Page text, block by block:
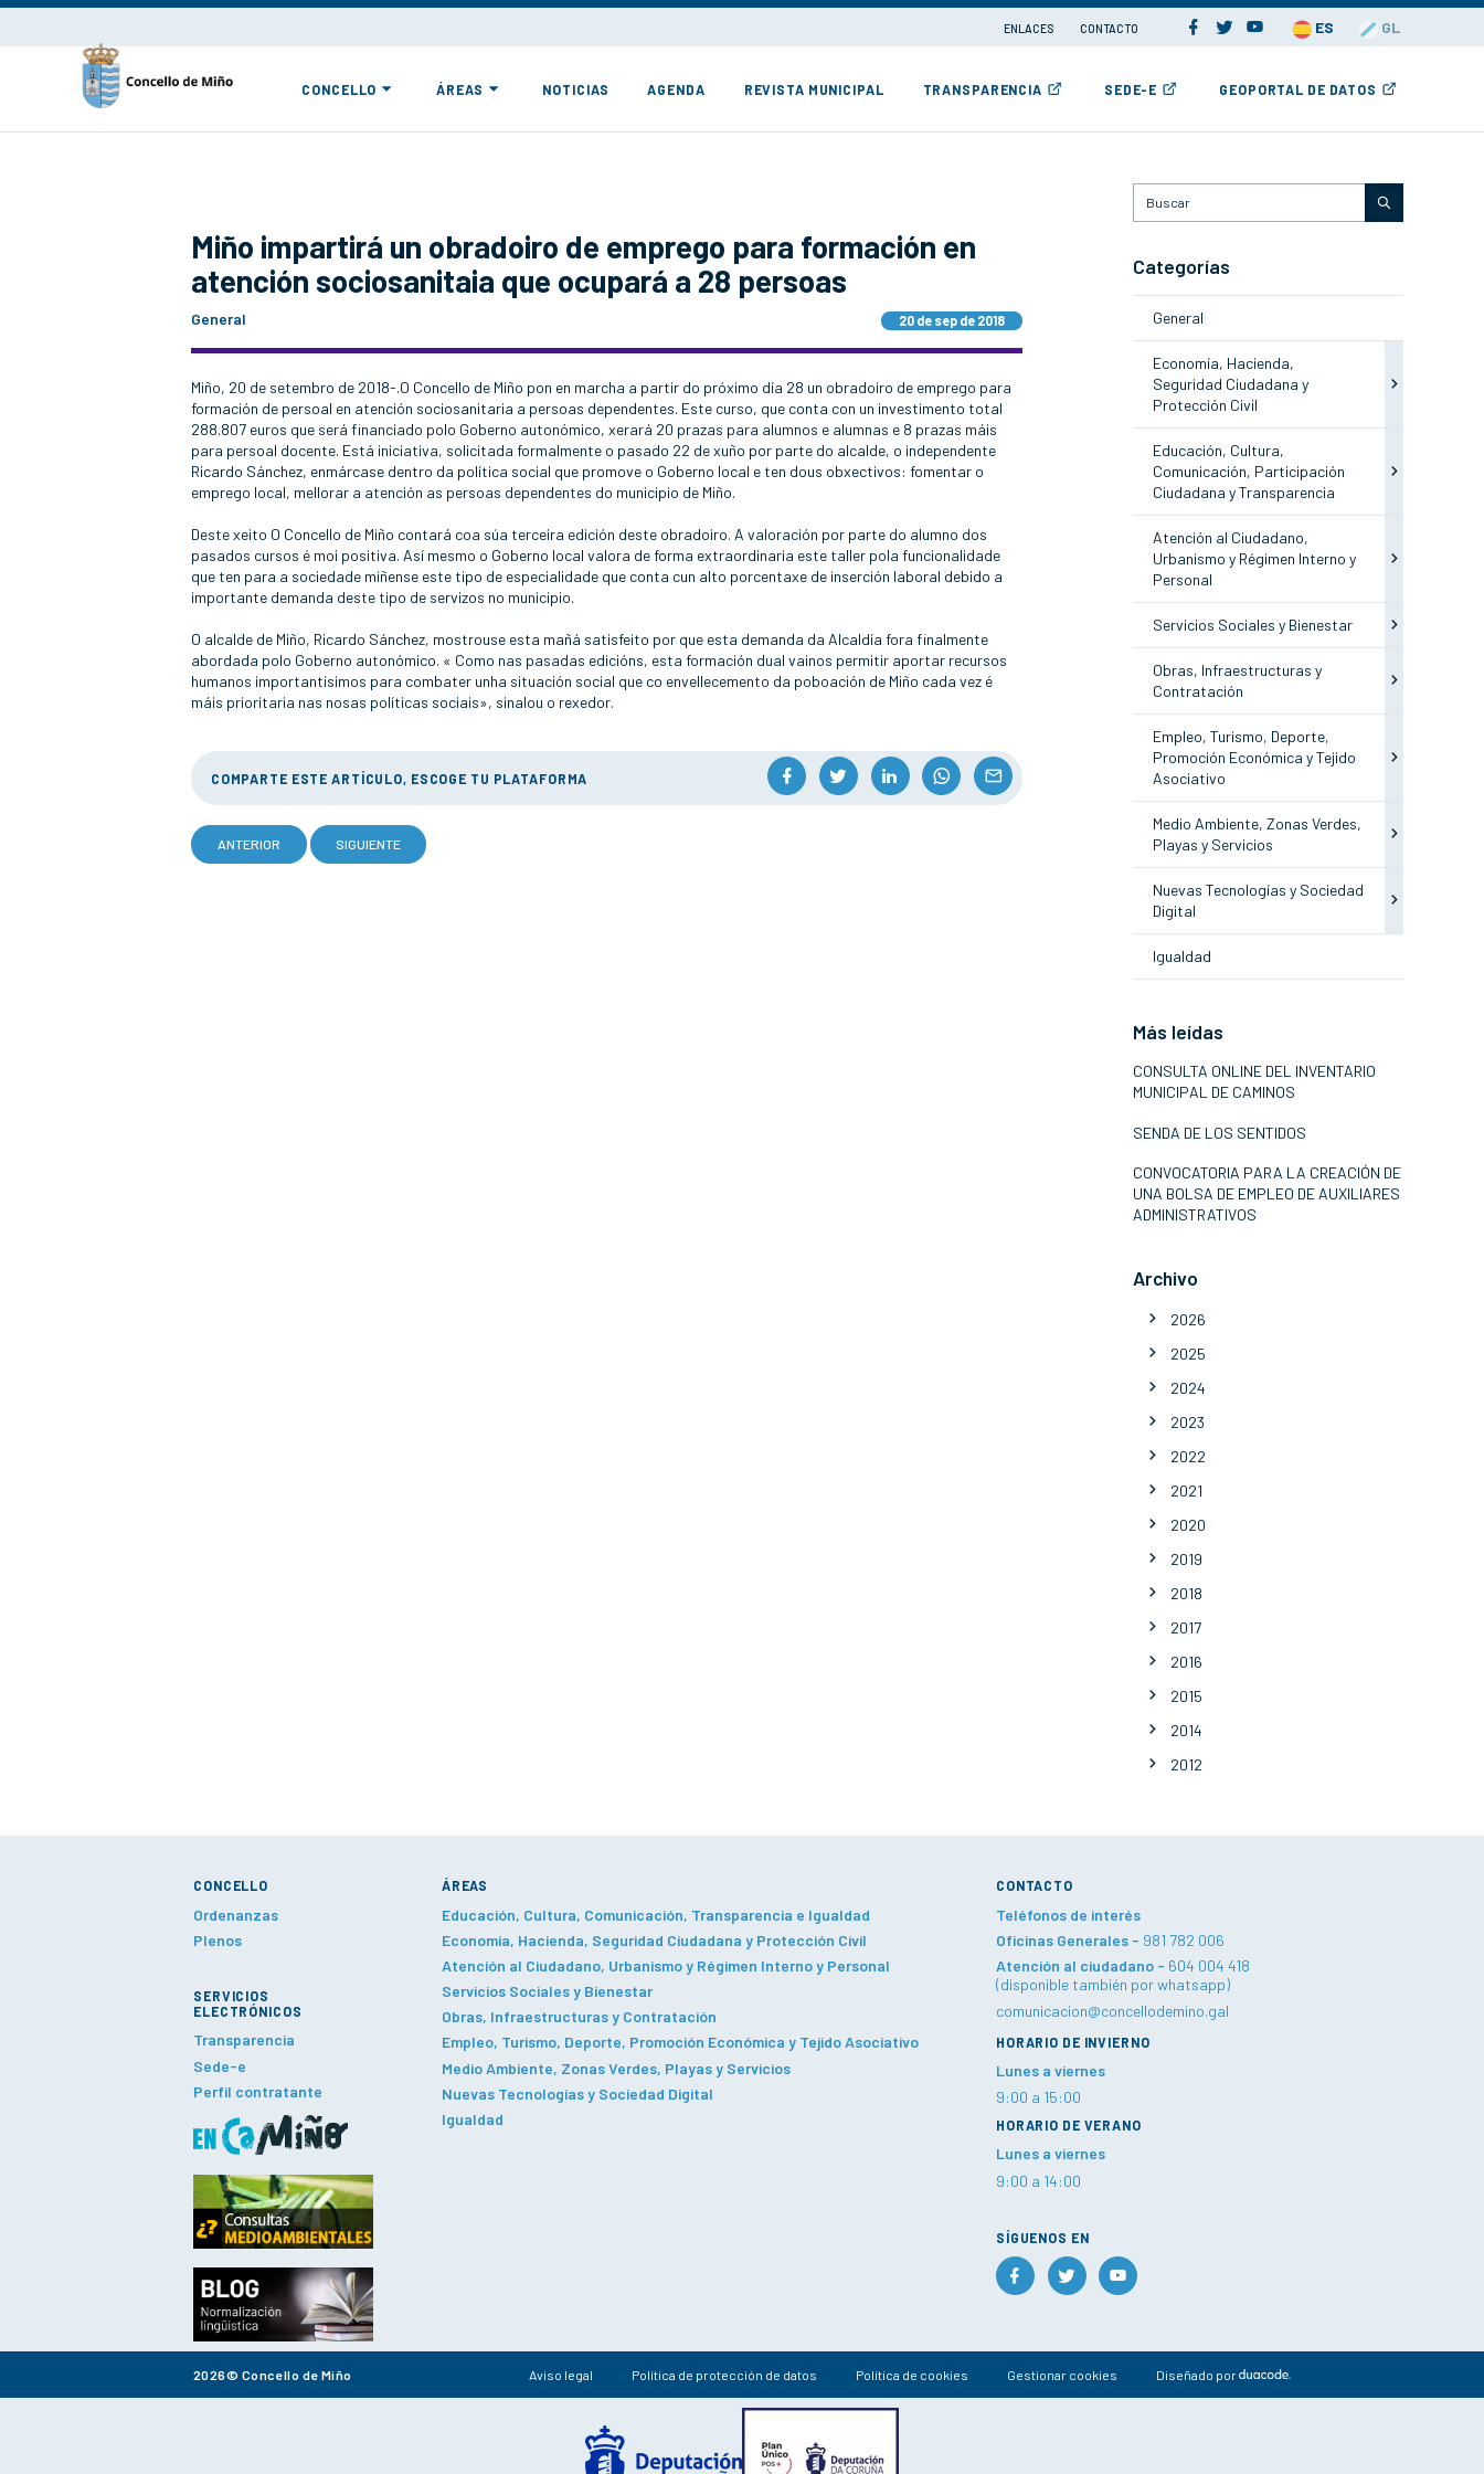
ENLACES CONTACTO ES GL
CONCELLO ÁREAS NOTICIAS AGENDA REVISTA MUNICIPAL TRANSPARENCIA SEDE-E GEOPORTAL DE DATOS
Miño impartirá un obradoiro de emprego para formación en
atención sociosanitaia que ocupará a 28 persoas
General 20 de sep de 2018
Miño, 20 de setembro de 2018-.O Concello de Miño pon en marcha a partir do próximo día 28 un obradoiro de emprego para
formación de persoal en atención sociosanitaria a persoas dependentes. Este curso, que conta con un investimento total
288.807 euros que será financiado polo Goberno autonómico, xerará 20 prazas para alumnos e alumnas e 8 prazas máis
para persoal docente. Está iniciativa, solicitada formalmente o pasado 22 de xuño por parte do alcalde, o independente
Ricardo Sánchez, enmárcase dentro da política social que promove o Goberno local e ten dous obxectivos: fomentar o
emprego local, mellorar a atención as persoas dependentes do municipio de Miño.
Deste xeito O Concello de Miño contará coa súa terceira edición deste obradoiro. A valoración por parte do alumno dos
pasados cursos é moi positiva. Así mesmo o Goberno local valora de forma extraordinaria este taller pola funcionalidade
que ten para a sociedade miñense este tipo de especialidade que conta cun alto porcentaxe de inserción laboral debido a
importante demanda deste tipo de servizos no municipio.
O alcalde de Miño, Ricardo Sánchez, mostrouse esta mañá satisfeito por que esta demanda da Alcaldía fora finalmente
abordada polo Goberno autonómico. « Como nas pasadas edicións, esta formación dual vainos permitir aportar recursos
humanos importantísimos para combater unha situación social que co envellecemento da poboación de Miño cada vez é
máis prioritaria nas nosas políticas sociais», sinalou o rexedor.
COMPARTE ESTE ARTÍCULO, ESCOGE TU PLATAFORMA
ANTERIOR SIGUIENTE
Categorías
General
Economía, Hacienda,
Seguridad Ciudadana y
Protección Civil
Educación, Cultura,
Comunicación, Participación
Ciudadana y Transparencia
Atención al Ciudadano,
Urbanismo y Régimen Interno y
Personal
Servicios Sociales y Bienestar
Obras, Infraestructuras y
Contratación
Empleo, Turismo, Deporte,
Promoción Económica y Tejido
Asociativo
Medio Ambiente, Zonas Verdes,
Playas y Servicios
Nuevas Tecnologías y Sociedad
Digital
Igualdad
Más leídas
CONSULTA ONLINE DEL INVENTARIO
MUNICIPAL DE CAMINOS
SENDA DE LOS SENTIDOS
CONVOCATORIA PARA LA CREACIÓN DE
UNA BOLSA DE EMPLEO DE AUXILIARES
ADMINISTRATIVOS
Archivo
2026
2025
2024
2023
2022
2021
2020
2019
2018
2017
2016
2015
2014
2012
CONCELLO
Ordenanzas
Plenos
SERVICIOS
ELECTRÓNICOS
Transparencia
Sede-e
Perfil contratante
ÁREAS
Educación, Cultura, Comunicación, Transparencia e Igualdad
Economía, Hacienda, Seguridad Ciudadana y Protección Civil
Atención al Ciudadano, Urbanismo y Régimen Interno y Personal
Servicios Sociales y Bienestar
Obras, Infraestructuras y Contratación
Empleo, Turismo, Deporte, Promoción Económica y Tejido Asociativo
Medio Ambiente, Zonas Verdes, Playas y Servicios
Nuevas Tecnologías y Sociedad Digital
Igualdad
CONTACTO
Teléfonos de interés
Oficinas Generales - 981 782 006
Atención al ciudadano - 604 004 418
(disponible también por whatsapp)
comunicacion@concellodemino.gal
HORARIO DE INVIERNO
Lunes a viernes
9:00 a 15:00
HORARIO DE VERANO
Lunes a viernes
9:00 a 14:00
SÍGUENOS EN
2026© Concello de Miño Aviso legal Política de protección de datos Política de cookies Gestionar cookies Diseñado por